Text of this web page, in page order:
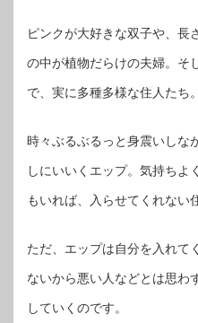
ピンクが大好きな双子や、長
の中が植物だらけの夫婦。そ
で、実に多種多様な住人たち。
時々ぶるぶるっと身震いしな
しにいいくエップ。気持ちよ
もいれば、入らせてくれない
ただ、エップは自分を入れて
ないから悪い人などとは思わ
していくのです。